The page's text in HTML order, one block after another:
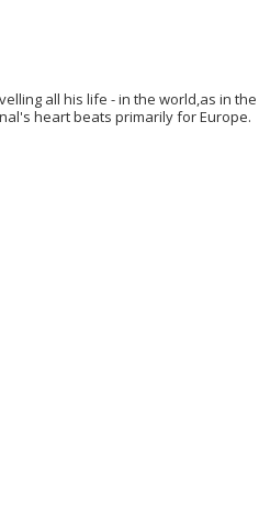
all his life - in the world,as in the
heart beats primarily for Europe.